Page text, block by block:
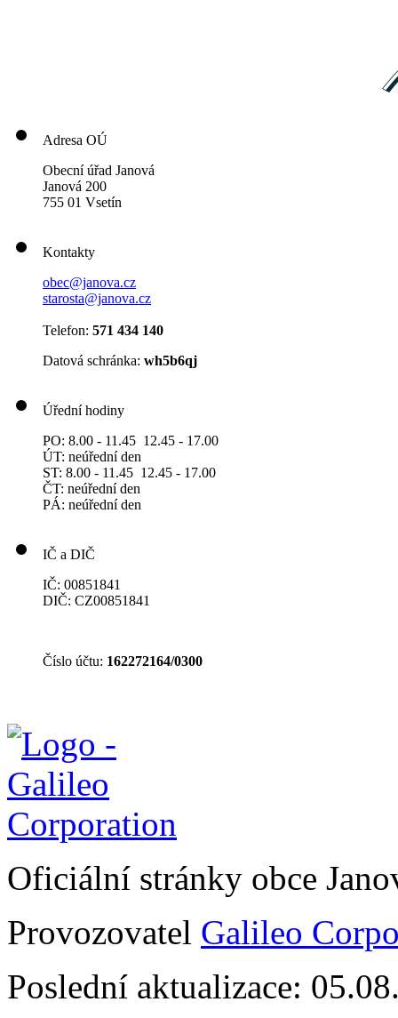
Adresa OÚ
Obecní úřad Janová
Janová 200
755 01 Vsetín
Kontakty
obec@janova.cz
starosta@janova.cz
Telefon: 571 434 140
Datová schránka: wh5b6qj
Úřední hodiny
PO: 8.00 - 11.45 12.45 - 17.00
ÚT: neúřední den
ST: 8.00 - 11.45 12.45 - 17.00
ČT: neúřední den
PÁ: neúřední den
IČ a DIČ
IČ: 00851841
DIČ: CZ00851841
Číslo účtu: 162272164/0300
Oficiální stránky obce
Provozovatel Galileo
Poslední aktualizace: